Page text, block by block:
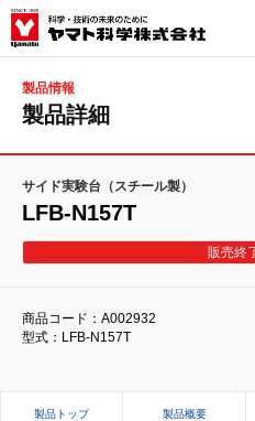
製品情報
製品詳細
サイド実験台（スチール製）
LFB-N157T
販売終
商品コード：A002932
型式：LFB-N157T
製品トップ 製品概要